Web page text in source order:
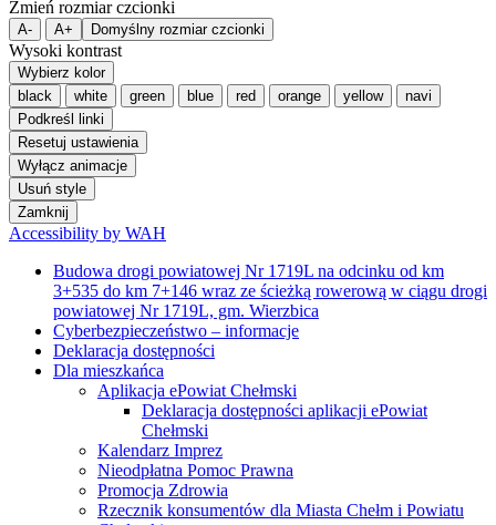
Zmień rozmiar czcionki
A- A+ Domyślny rozmiar czcionki
Wysoki kontrast
Wybierz kolor
black
white green blue red orange yellow
navi
Podkreśl linki
Resetuj ustawienia
Wyłącz animacje
Usuń style
Zamknij
Accessibility by WAH
Budowa drogi powiatowej Nr 1719L na odcinku od km
3+535 do km 7+146 wraz ze ścieżką rowerową w ciągu drogi
powiatowej Nr 1719L, gm. Wierzbica
Cyberbezpieczeństwo – informacje
Deklaracja dostępności
Dla mieszkańca
Aplikacja ePowiat Chełmski
Deklaracja dostępności aplikacji ePowiat
Chełmski
Kalendarz Imprez
Nieodpłatna Pomoc Prawna
Promocja Zdrowia
Rzecznik konsumentów dla Miasta Chełm i Powiatu